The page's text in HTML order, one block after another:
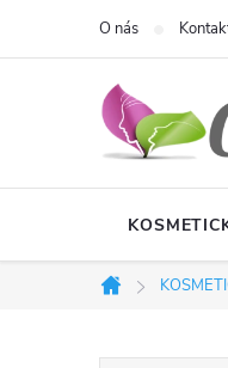
O nás
Domů